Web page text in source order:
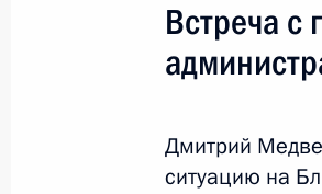
Встреча с
Дмитрий
ситуацию на